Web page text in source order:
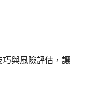
與風險評估，讓